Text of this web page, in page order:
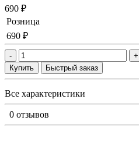
690 ₽
Розница
690 ₽
-
+
Купить
Быстрый заказ
Все характеристики
0 отзывов